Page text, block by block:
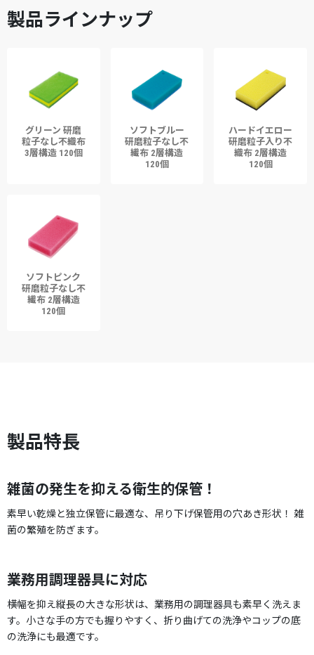
製品ラインナップ
グリーン 研磨
粒子なし不織布
3層構造 120個
ソフトブルー
研磨粒子なし不
繊布 2層構造
120個
ハードイエロー
研磨粒子入り不
織布 2層構造
120個
ソフトピンク
研磨粒子なし不
繊布 2層構造
120個
製品特長
雑菌の発生を抑える衛生的保管！
素早い乾燥と独立保管に最適な、吊り下げ保管用の穴あき形状！ 雑
菌の繁殖を防ぎます。
業務用調理器具に対応
横幅を抑え縦長の大きな形状は、業務用の調理器具も素早く洗えま
す。小さな手の方でも握りやすく、折り曲げての洗浄やコップの底
の洗浄にも最適です。